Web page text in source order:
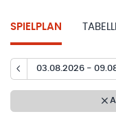
SPIELPLAN
03.08.2026 -